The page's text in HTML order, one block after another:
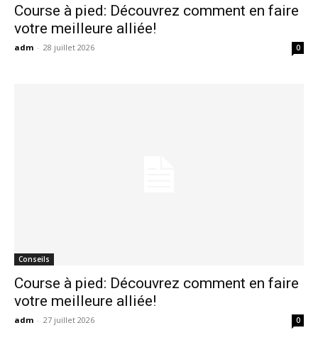
Course à pied: Découvrez comment en faire
votre meilleure alliée!
adm - 28 juillet 2026 0
Conseils
Course à pied: Découvrez comment en faire
votre meilleure alliée!
adm - 27 juillet 2026 0